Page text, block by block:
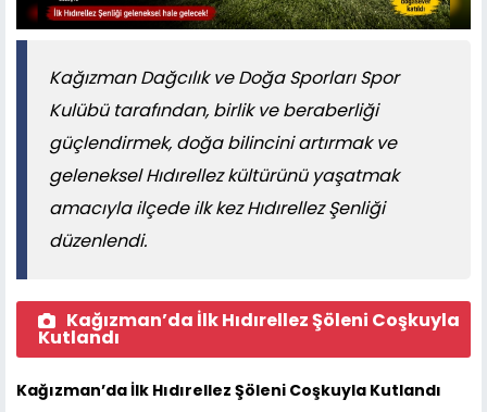
Kağızman Dağcılık ve Doğa Sporları Spor
Kulübü tarafından, birlik ve beraberliği
güçlendirmek, doğa bilincini artırmak ve
geleneksel Hıdırellez kültürünü yaşatmak
amacıyla ilçede ilk kez Hıdırellez Şenliği
düzenlendi.
Kağızman’da İlk Hıdırellez Şöleni Coşkuyla
Kutlandı
Kağızman’da İlk Hıdırellez Şöleni Coşkuyla Kutlandı